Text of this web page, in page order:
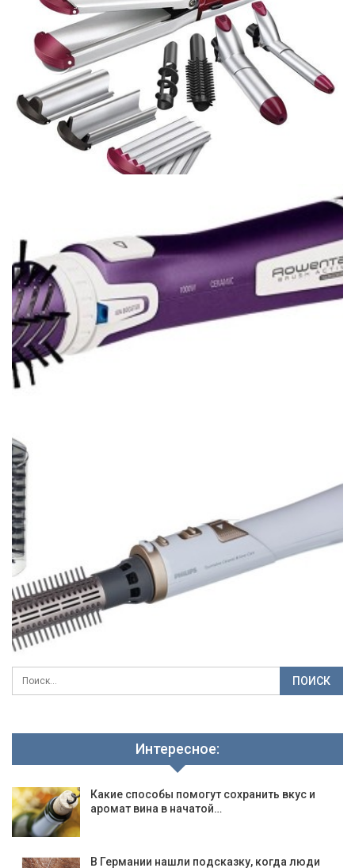
Интересное:
Какие способы помогут сохранить вкус и
аромат вина в начатой…
В Германии нашли подсказку, когда люди